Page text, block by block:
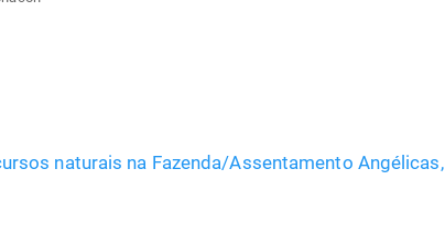
naturais na Fazenda/Assentamento Angélicas,